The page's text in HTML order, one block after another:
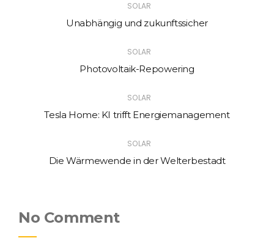
SOLAR
Unabhängig und zukunftssicher
SOLAR
Photovoltaik-Repowering
SOLAR
Tesla Home: KI trifft Energiemanagement
SOLAR
Die Wärmewende in der Welterbestadt
No Comment